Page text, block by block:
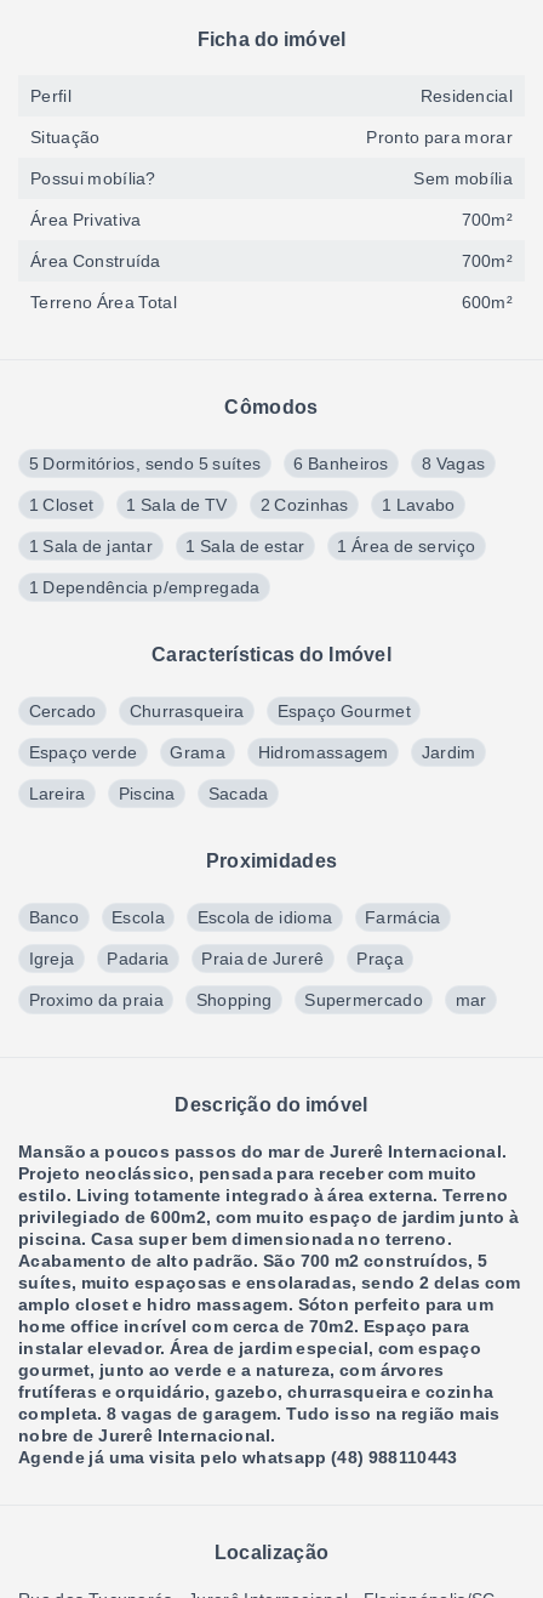
Cômodos
5 Dormitórios, sendo 5 suítes 6 Banheiros 8 Vagas
1 Closet 1 Sala de TV 2 Cozinhas 1 Lavabo
1 Sala de jantar 1 Sala de estar 1 Área de serviço
1 Dependência p/empregada
Características do Imóvel
Cercado Churrasqueira Espaço Gourmet
Espaço verde Grama Hidromassagem Jardim
Lareira Piscina Sacada
Proximidades
Banco Escola Escola de idioma Farmácia
Igreja Padaria Praia de Jurerê Praça
Proximo da praia Shopping Supermercado mar
Descrição do imóvel
Mansão a poucos passos do mar de Jurerê Internacional.
Projeto neoclássico, pensada para receber com muito
estilo. Living totamente integrado à área externa. Terreno
privilegiado de 600m2, com muito espaço de jardim junto à
piscina. Casa super bem dimensionada no terreno.
Acabamento de alto padrão. São 700 m2 construídos, 5
suítes, muito espaçosas e ensolaradas, sendo 2 delas com
amplo closet e hidro massagem. Sóton perfeito para um
home office incrível com cerca de 70m2. Espaço para
instalar elevador. Área de jardim especial, com espaço
gourmet, junto ao verde e a natureza, com árvores
frutíferas e orquidário, gazebo, churrasqueira e cozinha
completa. 8 vagas de garagem. Tudo isso na região mais
nobre de Jurerê Internacional.
Agende já uma visita pelo whatsapp (48) 988110443
Localização
Ficha do imóvel
Perfil Residencial
Situação Pronto para morar
Possui mobília? Sem mobília
Área Privativa 700m²
Área Construída 700m²
Terreno Área Total 600m²